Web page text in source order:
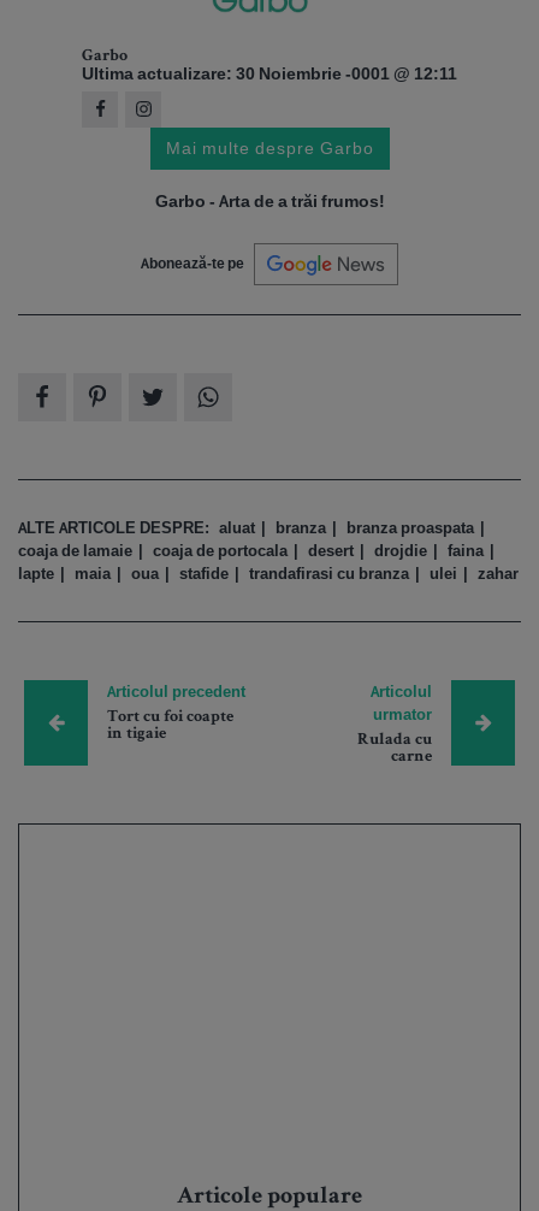
Garbo
Ultima actualizare: 30 Noiembrie -0001 @ 12:11
Mai multe despre Garbo
Garbo - Arta de a trăi frumos!
Abonează-te pe
ALTE ARTICOLE DESPRE: aluat branza
branza proaspata
coaja de lamaie
coaja de portocala desert drojdie
faina
lapte
maia oua stafide trandafirasi cu branza ulei zahar
Articolul precedent
Tort cu foi coapte
in tigaie
Articolul
urmator
Rulada cu
carne
Articole populare